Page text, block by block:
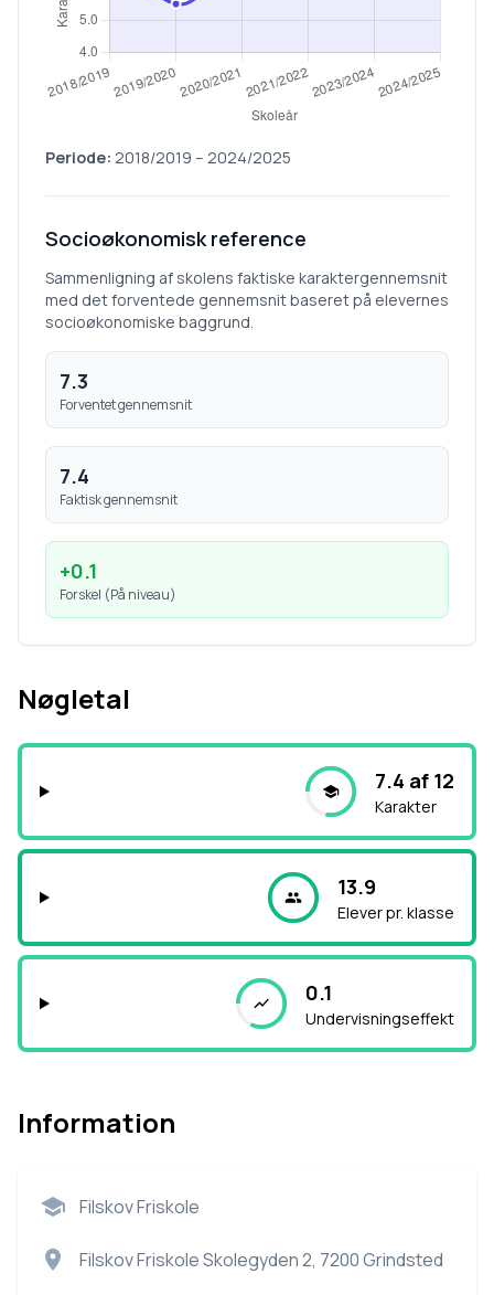
Periode: 2018/2019 – 2024/2025
Socioøkonomisk reference
Sammenligning af skolens faktiske karaktergennemsnit
med det forventede gennemsnit baseret på elevernes
socioøkonomiske baggrund.
7.3
Forventet gennemsnit
7.4
Faktisk gennemsnit
+0.1
Forskel (På niveau)
Nøgletal
7.4 af 12
Karakter
13.9
Elever pr. klasse
0.1
Undervisningseffekt
Information
Filskov Friskole
Filskov Friskole Skolegyden 2, 7200 Grindsted